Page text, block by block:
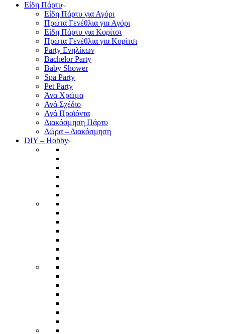
Είδη Πάρτυ
Είδη Πάρτυ για Αγόρι
Πρώτα Γενέθλια για Αγόρι
Είδη Πάρτυ για Κορίτσι
Πρώτα Γενέθλια για Κορίτσι
Party Ενηλίκων
Bachelor Party
Baby Shower
Spa Party
Pet Party
Άνα Χρώμα
Ανά Σχέδιο
Ανά Προϊόντα
Διακόσμηση Πάρτυ
Δώρα – Διακόσμηση
DIY – Hobby